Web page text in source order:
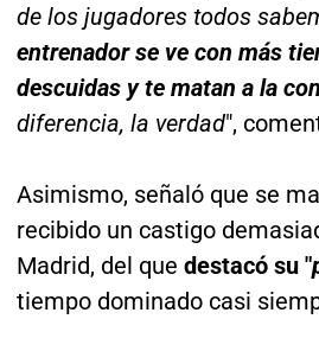
de los jugadores todos
entrenador se ve con más
descuidas y te matan a la
diferencia, la verdad",
Asimismo, señaló que se
recibido un castigo
Madrid, del que destacó su "
tiempo dominado casi